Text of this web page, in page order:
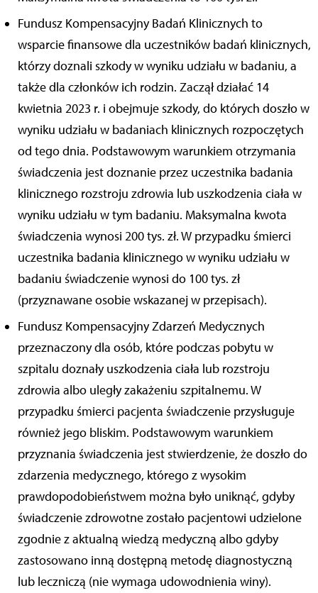
Fundusz Kompensacyjny Badań Klinicznych to
wsparcie finansowe dla uczestników badań klinicznych,
którzy doznali szkody w wyniku udziału w badaniu, a
także dla członków ich rodzin. Zaczął działać 14
kwietnia 2023 r. i obejmuje szkody, do których doszło w
wyniku udziału w badaniach klinicznych rozpoczętych
od tego dnia. Podstawowym warunkiem otrzymania
świadczenia jest doznanie przez uczestnika badania
klinicznego rozstroju zdrowia lub uszkodzenia ciała w
wyniku udziału w tym badaniu. Maksymalna kwota
świadczenia wynosi 200 tys. zł. W przypadku śmierci
uczestnika badania klinicznego w wyniku udziału w
badaniu świadczenie wynosi do 100 tys. zł
(przyznawane osobie wskazanej w przepisach).
Fundusz Kompensacyjny Zdarzeń Medycznych
przeznaczony dla osób, które podczas pobytu w
szpitalu doznały uszkodzenia ciała lub rozstroju
zdrowia albo uległy zakażeniu szpitalnemu. W
przypadku śmierci pacjenta świadczenie przysługuje
również jego bliskim. Podstawowym warunkiem
przyznania świadczenia jest stwierdzenie, że doszło do
zdarzenia medycznego, którego z wysokim
prawdopodobieństwem można było uniknąć, gdyby
świadczenie zdrowotne zostało pacjentowi udzielone
zgodnie z aktualną wiedzą medyczną albo gdyby
zastosowano inną dostępną metodę diagnostyczną
lub leczniczą (nie wymaga udowodnienia winy).